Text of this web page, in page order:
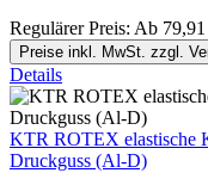
Regulärer Preis: Ab
Preise inkl. MwSt. zzgl.
Details
KTR ROTEX elastische
Druckguss (Al-D)